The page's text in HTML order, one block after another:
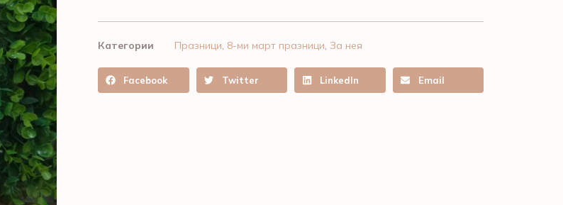
Категории Празници, 8-ми март празници, За нея
Facebook Twitter LinkedIn Email